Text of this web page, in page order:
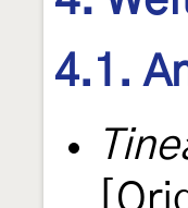
4.1.